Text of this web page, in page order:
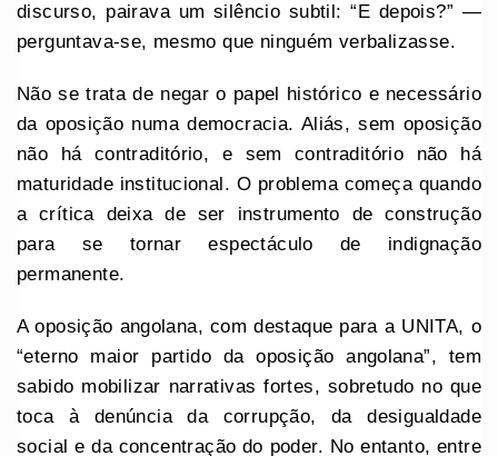
discurso, pairava um silêncio subtil: “E depois?” —
perguntava-se, mesmo que ninguém verbalizasse.
Não se trata de negar o papel histórico e necessário
da oposição numa democracia. Aliás, sem oposição
não há contraditório, e sem contraditório não há
maturidade institucional. O problema começa quando
a crítica deixa de ser instrumento de construção
para se tornar espectáculo de indignação
permanente.
A oposição angolana, com destaque para a UNITA, o
“eterno maior partido da oposição angolana”, tem
sabido mobilizar narrativas fortes, sobretudo no que
toca à denúncia da corrupção, da desigualdade
social e da concentração do poder. No entanto, entre